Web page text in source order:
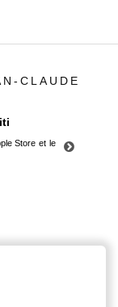
CLAUDE
Store et le